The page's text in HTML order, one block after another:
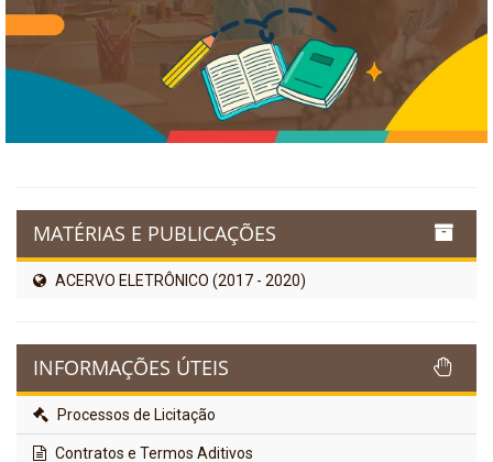
MATÉRIAS E PUBLICAÇÕES
ACERVO ELETRÔNICO (2017 - 2020)
INFORMAÇÕES ÚTEIS
Processos de Licitação
Contratos e Termos Aditivos